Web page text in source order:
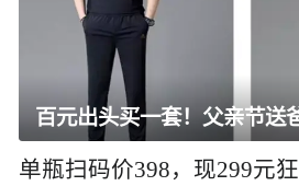
单瓶扫码价398，现299元狂